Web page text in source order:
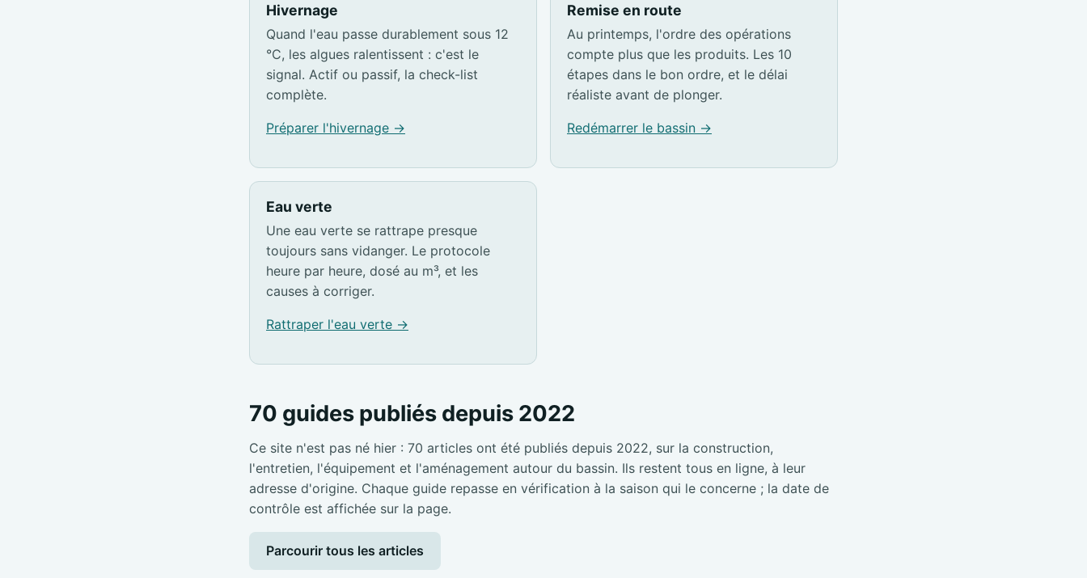
Hivernage
Quand l'eau passe durablement sous 12
°C, les algues ralentissent : c'est le
signal. Actif ou passif, la check-list
complète.
Préparer l'hivernage →
Remise en route
Au printemps, l'ordre des opérations
compte plus que les produits. Les 10
étapes dans le bon ordre, et le délai
réaliste avant de plonger.
Redémarrer le bassin →
Eau verte
Une eau verte se rattrape presque
toujours sans vidanger. Le protocole
heure par heure, dosé au m³, et les
causes à corriger.
Rattraper l'eau verte →
70 guides publiés depuis 2022
Ce site n'est pas né hier : 70 articles ont été publiés depuis 2022, sur la construction,
l'entretien, l'équipement et l'aménagement autour du bassin. Ils restent tous en ligne, à leur
adresse d'origine. Chaque guide repasse en vérification à la saison qui le concerne ; la date de
contrôle est affichée sur la page.
Parcourir tous les articles